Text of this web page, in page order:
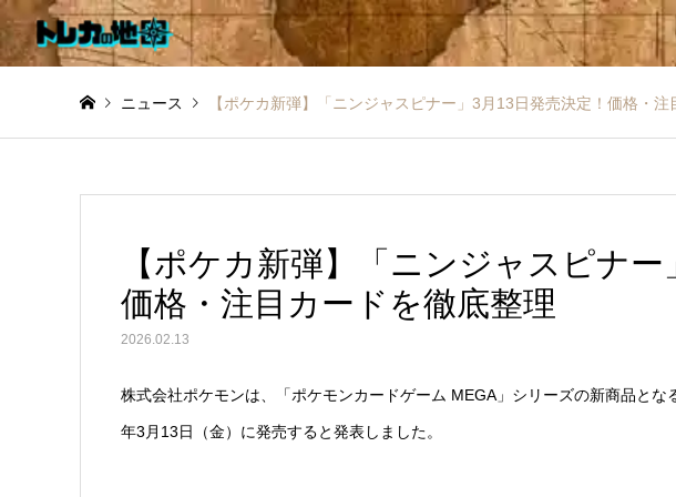
ニュース 【ポケカ新弾】「ニンジャスピナー」3月13日発売決定！価格・
【ポケカ新弾】「ニンジャスピナー
価格・注目カードを徹底整理
2026.02.13
株式会社ポケモンは、「ポケモンカードゲーム MEGA」シリーズの新商品と
年3月13日（金）に発売すると発表しました。